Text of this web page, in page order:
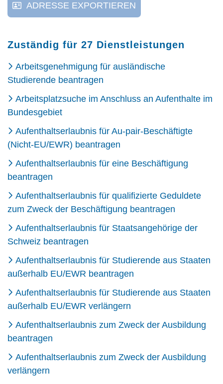
ADRESSE EXPORTIEREN
Zuständig für 27 Dienstleistungen
Arbeitsgenehmigung für ausländische
Studierende beantragen
Arbeitsplatzsuche im Anschluss an Aufenthalte im
Bundesgebiet
Aufenthaltserlaubnis für Au-pair-Beschäftigte
(Nicht-EU/EWR) beantragen
Aufenthaltserlaubnis für eine Beschäftigung
beantragen
Aufenthaltserlaubnis für qualifizierte Geduldete
zum Zweck der Beschäftigung beantragen
Aufenthaltserlaubnis für Staatsangehörige der
Schweiz beantragen
Aufenthaltserlaubnis für Studierende aus Staaten
außerhalb EU/EWR beantragen
Aufenthaltserlaubnis für Studierende aus Staaten
außerhalb EU/EWR verlängern
Aufenthaltserlaubnis zum Zweck der Ausbildung
beantragen
Aufenthaltserlaubnis zum Zweck der Ausbildung
verlängern